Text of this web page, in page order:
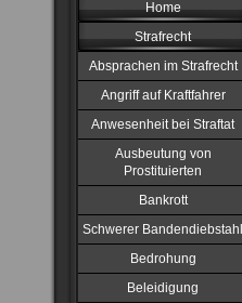
Home
Strafrecht
Absprachen im Strafrecht
Angriff auf Kraftfahrer
Anwesenheit bei Straftat
Ausbeutung von
Prostituierten
Bankrott
Schwerer Bandendiebstahl
Bedrohung
Beleidigung